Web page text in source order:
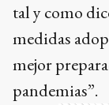
tal y como
medidas
mejor
pandemias”.